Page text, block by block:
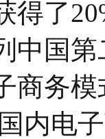
得了
中国
商务
内电